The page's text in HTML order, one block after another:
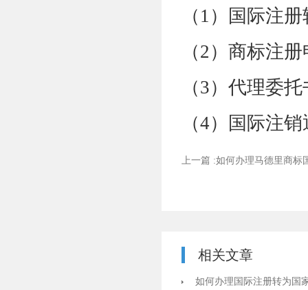
（ 1 ）国际注
（2 ）商标注
（3）代理委托
（4）国际注
上一篇 :如何办理马德里商标
相关文章
如何办理国际注册转为国